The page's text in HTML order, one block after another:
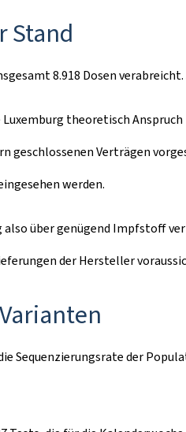
Stand
8.918 Dosen
theoretisch
geschlossenen Verträgen
werden.
über genügend Impfstoff
der Hersteller
Sequenzierungsrate der